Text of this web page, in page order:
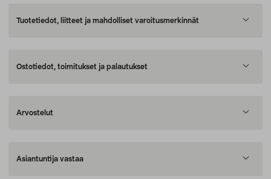
Tuotetiedot, liitteet ja mahdolliset varoitusmerkinnät
Ostotiedot, toimitukset ja palautukset
Arvostelut
Asiantuntija vastaa